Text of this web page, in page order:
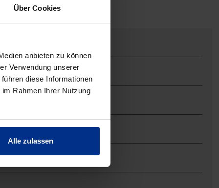
Über Cookies
anbieten zu können
Verwendung unserer
diese Informationen
Rahmen Ihrer Nutzung
Alle zulassen